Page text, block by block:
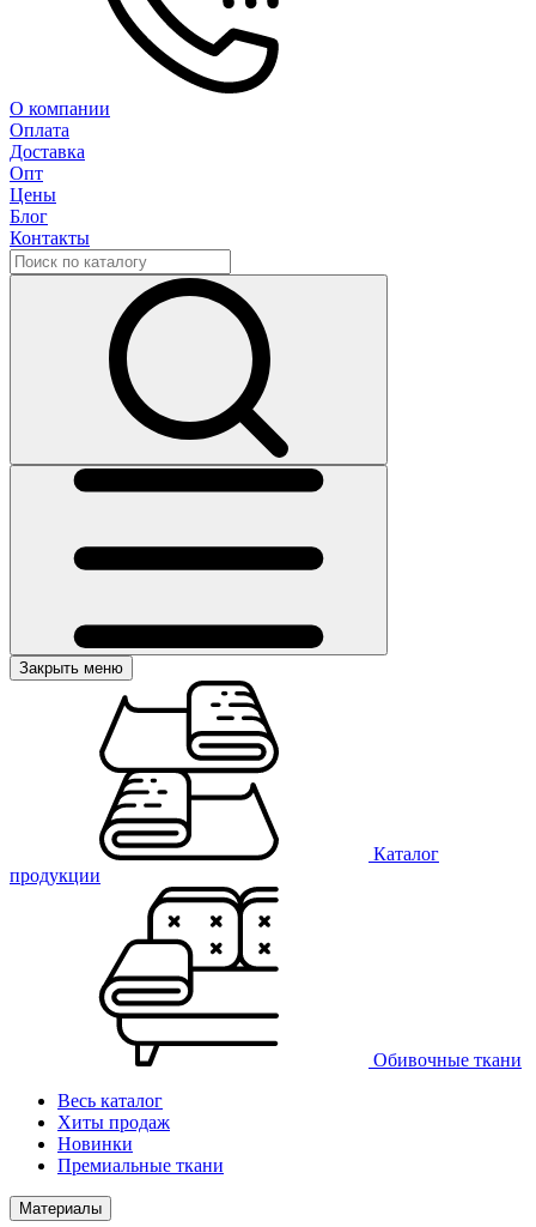
О компании
Оплата
Доставка
Опт
Цены
Блог
Контакты
Закрыть меню
Каталог
продукции
Обивочные ткани
Весь каталог
Хиты продаж
Новинки
Премиальные ткани
Материалы